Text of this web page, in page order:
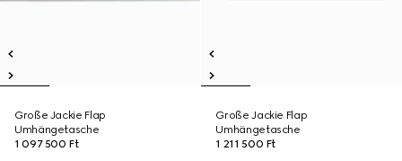
Große Jackie Flap
Umhängetasche
1 097 500 Ft
Große Jackie Flap
Umhängetasche
1 211 500 Ft